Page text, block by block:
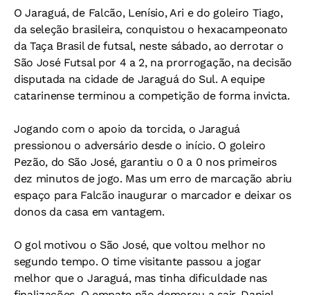
O Jaraguá, de Falcão, Lenísio, Ari e do goleiro Tiago,
da seleção brasileira, conquistou o hexacampeonato
da Taça Brasil de futsal, neste sábado, ao derrotar o
São José Futsal por 4 a 2, na prorrogação, na decisão
disputada na cidade de Jaraguá do Sul. A equipe
catarinense terminou a competição de forma invicta.
Jogando com o apoio da torcida, o Jaraguá
pressionou o adversário desde o início. O goleiro
Pezão, do São José, garantiu o 0 a 0 nos primeiros
dez minutos de jogo. Mas um erro de marcação abriu
espaço para Falcão inaugurar o marcador e deixar os
donos da casa em vantagem.
O gol motivou o São José, que voltou melhor no
segundo tempo. O time visitante passou a jogar
melhor que o Jaraguá, mas tinha dificuldade nas